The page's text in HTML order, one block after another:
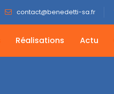
contact@benedetti-sa.fr
Réalisations Actu